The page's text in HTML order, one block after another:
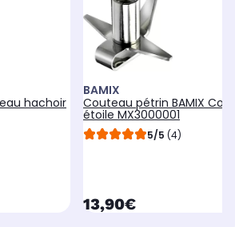
hachoir
BAMIX
Couteau pétrin BAMIX
étoile MX3000001
5/5 (4)
currentPrice
13,90€